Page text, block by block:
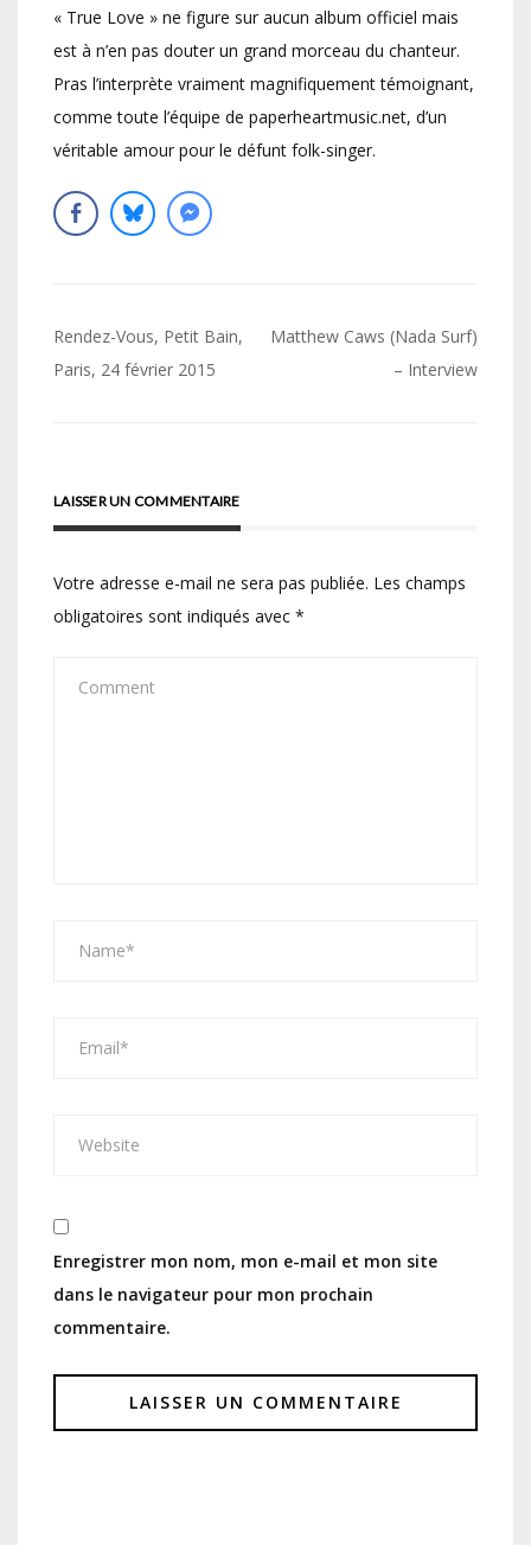
« True Love » ne figure sur aucun album officiel mais
est à n’en pas douter un grand morceau du chanteur.
Pras l’interprète vraiment magnifiquement témoignant,
comme toute l’équipe de paperheartmusic.net, d’un
véritable amour pour le défunt folk-singer.
Navigation
de
Rendez-Vous, Petit Bain,
Paris, 24 février 2015
Matthew Caws (Nada Surf)
– Interview
LAISSER UN COMMENTAIRE
Votre adresse e-mail ne sera pas publiée. Les champs
obligatoires sont indiqués avec *
Enregistrer mon nom, mon e-mail et mon site
dans le navigateur pour mon prochain
commentaire.